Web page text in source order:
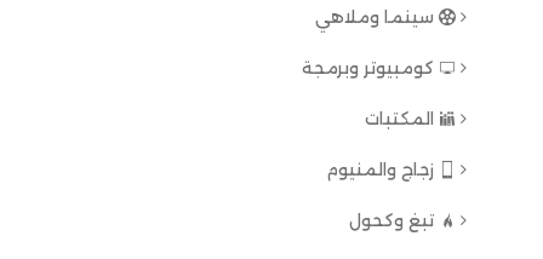
سينما وملاهي
كومبيوتر وبرمجة
المكتبات
زجاج والمنيوم
تبغ وكحول